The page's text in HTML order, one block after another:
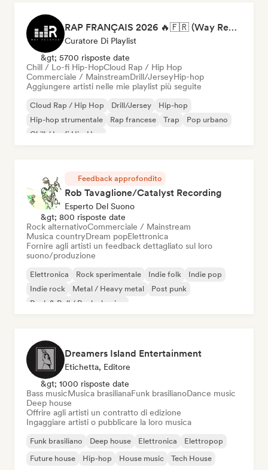
RAP FRANÇAIS 2026 🔥🇫🇷 (Way Records)
Curatore Di Playlist
&gt; 5700 risposte date
Chill / Lo-fi Hip-HopCloud Rap / Hip Hop
Commerciale / MainstreamDrill/JerseyHip-hop
Aggiungere artisti nelle mie playlist più seguite
Cloud Rap / Hip Hop Drill/Jersey
Hip-hop
Hip-hop strumentale
Rap francese Trap
Pop urbano
Chill / Lo-fi Hip-Hop
Feedback approfondito
Rob Tavaglione/Catalyst Recording
Esperto Del Suono
&gt; 800 risposte date
Rock alternativoCommerciale / Mainstream
Musica countryDream popElettronica
Fornire agli artisti un feedback dettagliato sul loro
suono/produzione
Elettronica Rock sperimentale Indie folk
Indie pop
Indie rock
Metal / Heavy metal
Post punk
Rock & Roll / Rock classico
Dreamers Island Entertainment
Etichetta, Editore
&gt; 1000 risposte date
Bass musicMusica brasilianaFunk brasilianoDance music
Deep house
Offrire agli artisti un contratto di edizione
Ingaggiare artisti o pubblicare la loro musica
Funk brasiliano Deep house Elettronica
Elettropop
Future house
Hip-hop House music Tech House